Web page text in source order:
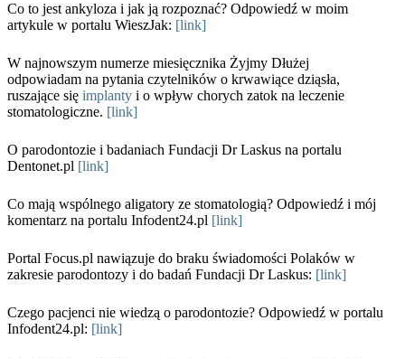
Co to jest ankyloza i jak ją rozpoznać? Odpowiedź w moim
artykule w portalu WieszJak: [link]
W najnowszym numerze miesięcznika Żyjmy Dłużej
odpowiadam na pytania czytelników o krwawiące dziąsła,
ruszające się implanty i o wpływ chorych zatok na leczenie
stomatologiczne. [link]
O parodontozie i badaniach Fundacji Dr Laskus na portalu
Dentonet.pl [link]
Co mają wspólnego aligatory ze stomatologią? Odpowiedź i mój
komentarz na portalu Infodent24.pl [link]
Portal Focus.pl nawiązuje do braku świadomości Polaków w
zakresie parodontozy i do badań Fundacji Dr Laskus: [link]
Czego pacjenci nie wiedzą o parodontozie? Odpowiedź w portalu
Infodent24.pl: [link]